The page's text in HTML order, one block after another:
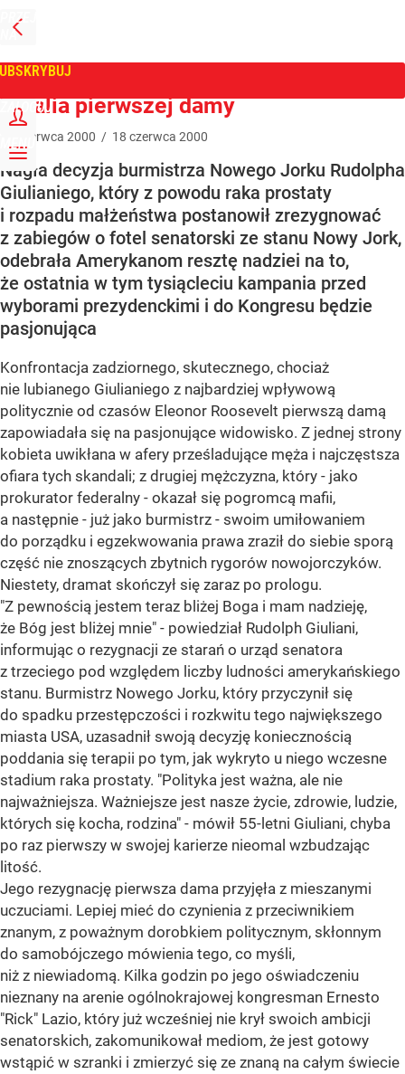
PRZEJDŹ
NA
GŁÓWNĄ
ZALOGUJ
MENU
Tygodnik Wprost
Batalia pierwszej damy
czerwca 2000 / 18 czerwca 2000
Nagła decyzja burmistrza Nowego Jorku Rudolpha
Giulianiego, który z powodu raka prostaty
i rozpadu małżeństwa postanowił zrezygnować
z zabiegów o fotel senatorski ze stanu Nowy Jork,
odebrała Amerykanom resztę nadziei na to,
że ostatnia w tym tysiącleciu kampania przed
wyborami prezydenckimi i do Kongresu będzie
pasjonująca
Konfrontacja zadziornego, skutecznego, chociaż
nie lubianego Giulianiego z najbardziej wpływową
politycznie od czasów Eleonor Roosevelt pierwszą damą
zapowiadała się na pasjonujące widowisko. Z jednej strony
kobieta uwikłana w afery prześladujące męża i najczęstsza
ofiara tych skandali; z drugiej mężczyzna, który - jako
prokurator federalny - okazał się pogromcą mafii,
a następnie - już jako burmistrz - swoim umiłowaniem
do porządku i egzekwowania prawa zraził do siebie sporą
część nie znoszących zbytnich rygorów nowojorczyków.
Niestety, dramat skończył się zaraz po prologu.
"Z pewnością jestem teraz bliżej Boga i mam nadzieję,
że Bóg jest bliżej mnie" - powiedział Rudolph Giuliani,
informując o rezygnacji ze starań o urząd senatora
z trzeciego pod względem liczby ludności amerykańskiego
stanu. Burmistrz Nowego Jorku, który przyczynił się
do spadku przestępczości i rozkwitu tego największego
miasta USA, uzasadnił swoją decyzję koniecznością
poddania się terapii po tym, jak wykryto u niego wczesne
stadium raka prostaty. "Polityka jest ważna, ale nie
najważniejsza. Ważniejsze jest nasze życie, zdrowie, ludzie,
których się kocha, rodzina" - mówił 55-letni Giuliani, chyba
po raz pierwszy w swojej karierze nieomal wzbudzając
litość.
Jego rezygnację pierwsza dama przyjęła z mieszanymi
uczuciami. Lepiej mieć do czynienia z przeciwnikiem
znanym, z poważnym dorobkiem politycznym, skłonnym
do samobójczego mówienia tego, co myśli,
niż z niewiadomą. Kilka godzin po jego oświadczeniu
nieznany na arenie ogólnokrajowej kongresman Ernesto
"Rick" Lazio, który już wcześniej nie krył swoich ambicji
senatorskich, zakomunikował mediom, że jest gotowy
wstąpić w szranki i zmierzyć się ze znaną na całym świecie